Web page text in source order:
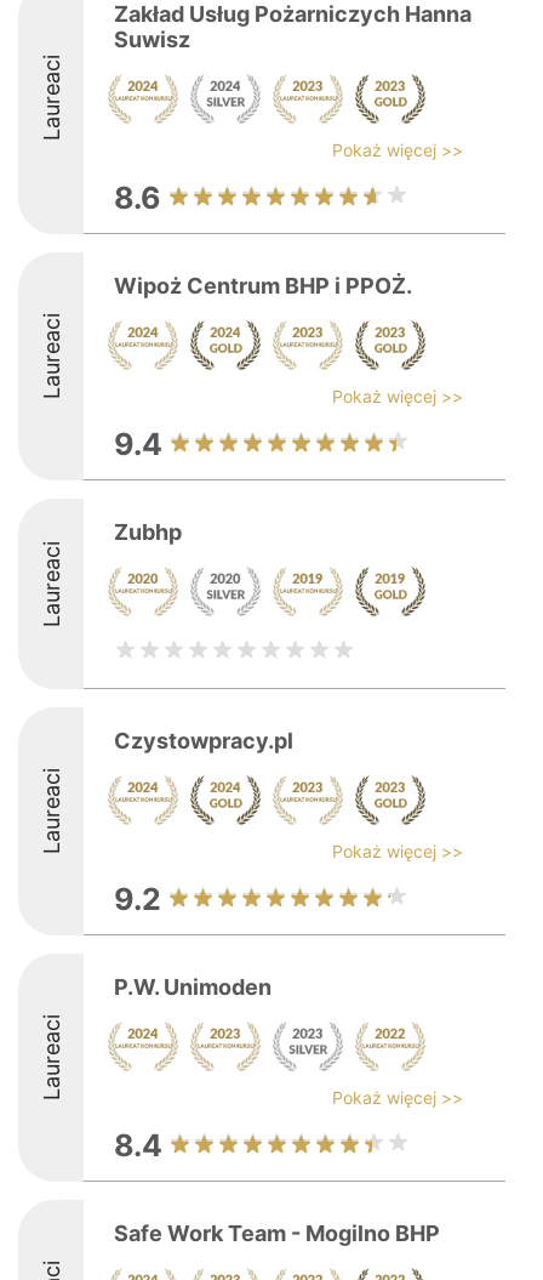
Laureaci
Zakład Usług Pożarniczych Hanna
Suwisz
Pokaż więcej >>
8.6
Laureaci
Wipoż Centrum BHP i PPOŻ.
Pokaż więcej >>
9.4
Laureaci
Zubhp
Laureaci
Czystowpracy.pl
Pokaż więcej >>
9.2
Laureaci
P.W. Unimoden
Pokaż więcej >>
8.4
Safe Work Team - Mogilno BHP